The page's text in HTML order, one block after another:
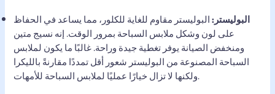
البوليستر:البوليستر مقاوم للغاية للكلور، مما يساعد في الحفاظ
على لون وشكل ملابس السباحة بمرور الوقت. إنه نسيج متين
ومنخفض الصيانة يوفر تغطية جيدة وراحة. غالبًا ما يكون لملابس
السباحة المصنوعة من البوليستر شعور أقل تمددًا مقارنةً بالليكرا
ولكنها لا تزال خيارًا عمليًا لملابس السباحة للأمهات.